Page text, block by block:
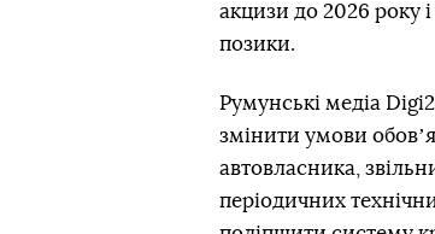
акцизи до 2026 року
позики.
Румунські медіа
змінити умови
автовласника,
періодичних